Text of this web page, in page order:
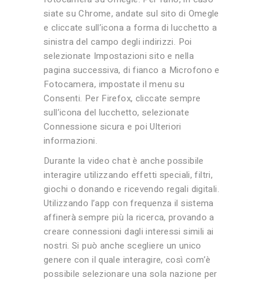
siate su Chrome, andate sul sito di Omegle
e cliccate sull’icona a forma di lucchetto a
sinistra del campo degli indirizzi. Poi
selezionate Impostazioni sito e nella
pagina successiva, di fianco a Microfono e
Fotocamera, impostate il menu su
Consenti. Per Firefox, cliccate sempre
sull’icona del lucchetto, selezionate
Connessione sicura e poi Ulteriori
informazioni.
Durante la video chat è anche possibile
interagire utilizzando effetti speciali, filtri,
giochi o donando e ricevendo regali digitali.
Utilizzando l’app con frequenza il sistema
affinerà sempre più la ricerca, provando a
creare connessioni dagli interessi simili ai
nostri. Si può anche scegliere un unico
genere con il quale interagire, così com’è
possibile selezionare una sola nazione per